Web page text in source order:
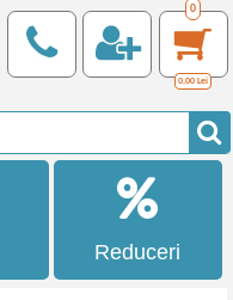
0
0,00 Lei
Reduceri